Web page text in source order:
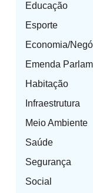
Educação
Esporte
Economia/
Emenda
Habitação
Infraestrutura
Meio Ambiente
Saúde
Segurança
Social